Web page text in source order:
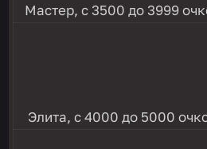
Мастер, с 3500 до 3999
Элита, с 4000 до 5000